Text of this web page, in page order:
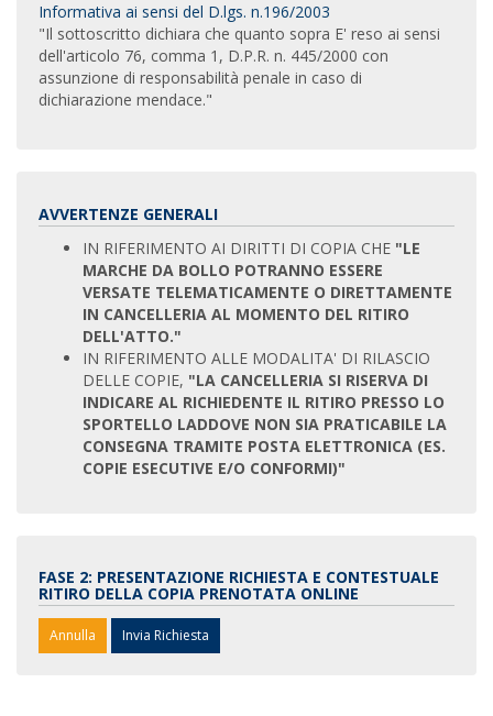
Informativa ai sensi del D.lgs. n.196/2003
"Il sottoscritto dichiara che quanto sopra E' reso ai sensi
dell'articolo 76, comma 1, D.P.R. n. 445/2000 con
assunzione di responsabilità penale in caso di
dichiarazione mendace."
AVVERTENZE GENERALI
IN RIFERIMENTO AI DIRITTI DI COPIA CHE "LE
MARCHE DA BOLLO POTRANNO ESSERE
VERSATE TELEMATICAMENTE O DIRETTAMENTE
IN CANCELLERIA AL MOMENTO DEL RITIRO
DELL'ATTO."
IN RIFERIMENTO ALLE MODALITA' DI RILASCIO
DELLE COPIE, "LA CANCELLERIA SI RISERVA DI
INDICARE AL RICHIEDENTE IL RITIRO PRESSO LO
SPORTELLO LADDOVE NON SIA PRATICABILE LA
CONSEGNA TRAMITE POSTA ELETTRONICA (ES.
COPIE ESECUTIVE E/O CONFORMI)"
FASE 2: PRESENTAZIONE RICHIESTA E CONTESTUALE
RITIRO DELLA COPIA PRENOTATA ONLINE